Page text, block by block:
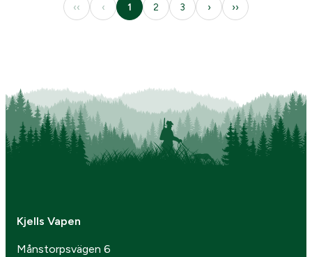
‹‹
‹ 1 2 3 › ››
Kjells Vapen
Månstorpsvägen 6